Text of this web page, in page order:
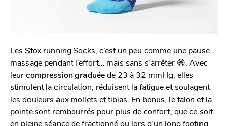
Les Stox running Socks, c’est un peu comme une pause
massage pendant l’effort… mais sans s’arrêter 😄. Avec
leurcompression graduéede 23 à 32 mmHg, elles
stimulent la circulation, réduisent la fatigue et soulagent
les douleurs aux mollets et tibias. En bonus, le talon et la
pointe sont rembourrés pour plus de confort, que ce soit
en pleine séance de fractionné ou lors d’un long footing